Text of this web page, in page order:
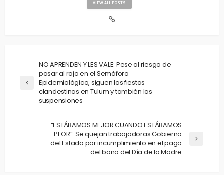
VIEW ALL POSTS
NO APRENDEN Y LES VALE: Pese al riesgo de
pasar al rojo en el Semáforo
Epidemiológico, siguen las fiestas
clandestinas en Tulum y también las
suspensiones
“ESTÁBAMOS MEJOR CUANDO ESTÁBAMOS
PEOR”: Se quejan trabajadoras Gobierno
del Estado por incumplimiento en el pago
del bono del Día de la Madre